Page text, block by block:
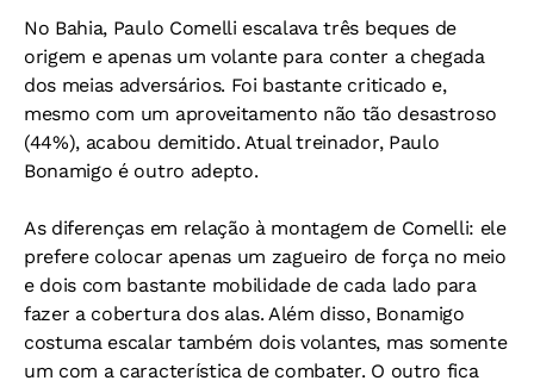
No Bahia, Paulo Comelli escalava três beques de
origem e apenas um volante para conter a chegada
dos meias adversários. Foi bastante criticado e,
mesmo com um aproveitamento não tão desastroso
(44%), acabou demitido. Atual treinador, Paulo
Bonamigo é outro adepto.
As diferenças em relação à montagem de Comelli: ele
prefere colocar apenas um zagueiro de força no meio
e dois com bastante mobilidade de cada lado para
fazer a cobertura dos alas. Além disso, Bonamigo
costuma escalar também dois volantes, mas somente
um com a característica de combater. O outro fica